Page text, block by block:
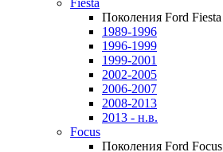
Fiesta
Поколения Ford Fiesta
1989-1996
1996-1999
1999-2001
2002-2005
2006-2007
2008-2013
2013 - н.в.
Focus
Поколения Ford Focus